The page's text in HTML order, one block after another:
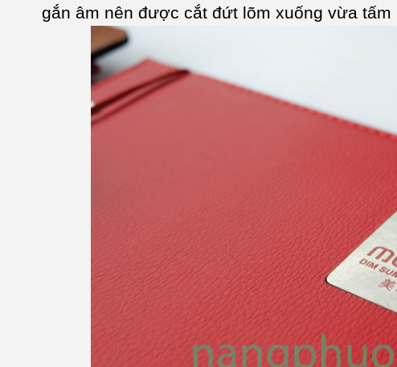
gắn âm nên được cắt đứt lõm xuống vừa tấm